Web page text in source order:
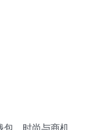
，时尚与商机